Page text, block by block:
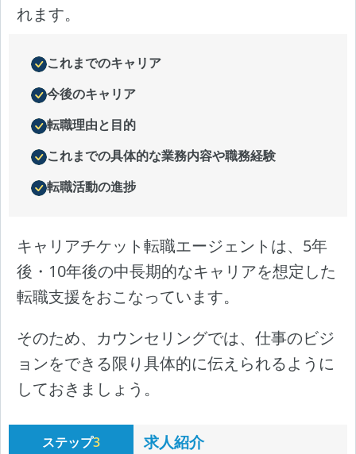
れます。
これまでのキャリア
今後のキャリア
転職理由と目的
これまでの具体的な業務内容や職務経験
転職活動の進捗
キャリアチケット転職エージェントは、5年
後・10年後の中長期的なキャリアを想定した
転職支援をおこなっています。
そのため、カウンセリングでは、仕事のビジ
ョンをできる限り具体的に伝えられるように
しておきましょう。
ステップ3 求人紹介